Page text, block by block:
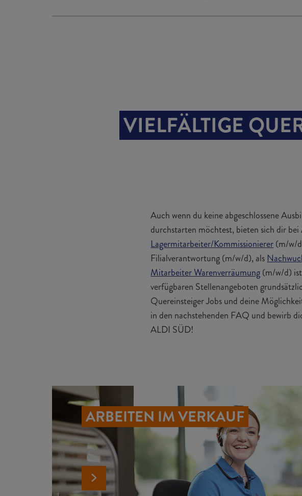
VIELFÄLTIGE
Auch wenn du keine abgeschlossene
durchstarten möchtest, bieten sich dir
Lagermitarbeiter/Kommissionierer(m/w/
Filialverantwortung (m/w/d), als
Mitarbeiter Warenverräumung(m/w/d)
verfügbaren Stellenangeboten
Quereinsteiger Jobs und deine
in den nachstehenden FAQ und bewirb
ALDI SÜD!
ARBEITEN IM VERKAUF